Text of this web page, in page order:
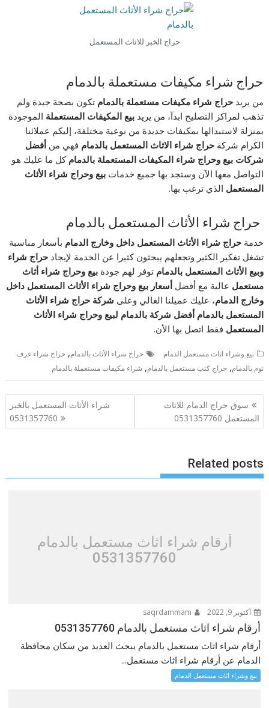
حراج الخبر للاثاث المستعمل
حراج شراء مكيفات مستعملة بالدمام
من يريدحراج شراء مكيفات مستعملة بالدمام تكون بصحة جيدة ولم
تذهب لمراكز التصليح ابدآ، من يريدبيع المكيفات المستعملة الموجودة
بمنزلة لاستبدالها بمكيفات جديدة من نوعية مختلفة، إليكم عملائنا
الكرام شركةحراج شراء الاثاث المستعمل بالدمام فهي منأفضل
شركات بيع وحراج شراء المكيفات المستعملة بالدمام كل ما عليك هو
التواصل معها الآن وستجد بها جميع خدماتبيع وحراج شراء الأثاث
المستعمل الذي ترغب بها.
حراج شراء الأثاث المستعمل بالدمام
خدمةحراج شراء الأثاث المستعمل داخل وخارج الدمام بأسعار مناسبة
تشغل تفكير الكثير وتجعلهم يبحثون كثيرا عن الخدمة لإيجادحراج شراء
وبيع الأثاث المستعمل بالدمام توفر لهم جودةبيع وحراج شراء أثاث
مستعمل عالية مع أفضلأسعار بيع وحراج شراء الأثاث المستعمل داخل
وخارج الدمام، عليك عميلنا الغالي وعلى شركة حراج شراء الأثاث
المستعمل بالدمام أفضل شركة بالدمام لبيع وحراج شراء الأثاث
المستعمل فقط اتصل بها الأن.
بيع وشراء اثاث مستعمل الدمام حراج شراء الأثاث بالدمام,حراج شراء غرف
نوم بالدمام,حراج كنب مستعمل بالدمام, شراء مكيفات مستعملة بالدمام
تصفّح
المقالات
سوق حراج الدمام للاثاث
المستعمل 0531357760
شراء الأثاث المستعمل بالخبر
0531357760
Related posts
أرقام شراء اثاث مستعمل بالدمام
0531357760
أكتوبر 9, 2022
أرقام شراء اثاث مستعمل بالدمام 0531357760
أرقام شراء اثاث مستعمل بالدمام يبحث العديد من سكان محافظة
الدمام عن أرقام شراء اثاث مستعمل...
بيع وشراء اثاث مستعمل الدمام